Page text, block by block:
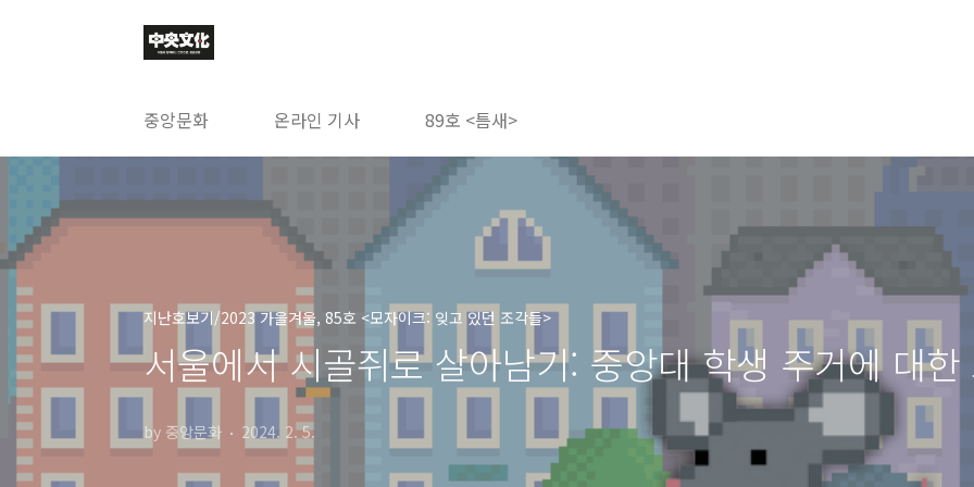
중앙문화 온라인 기사 89호 <틈새>
지난호보기/2023 가을겨울, 85호 <모자이크: 잊고 있던 조각들>
서울에서 시골쥐로 살아남기: 중앙대 학생 주거에 대한
by 중앙문화 2024. 2. 5.